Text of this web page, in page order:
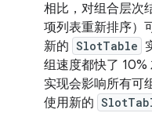
相比，对组合层次
项列表重新排序）
新的 SlotTable
组速度都快了 10%
实现会影响所有可
使用新的